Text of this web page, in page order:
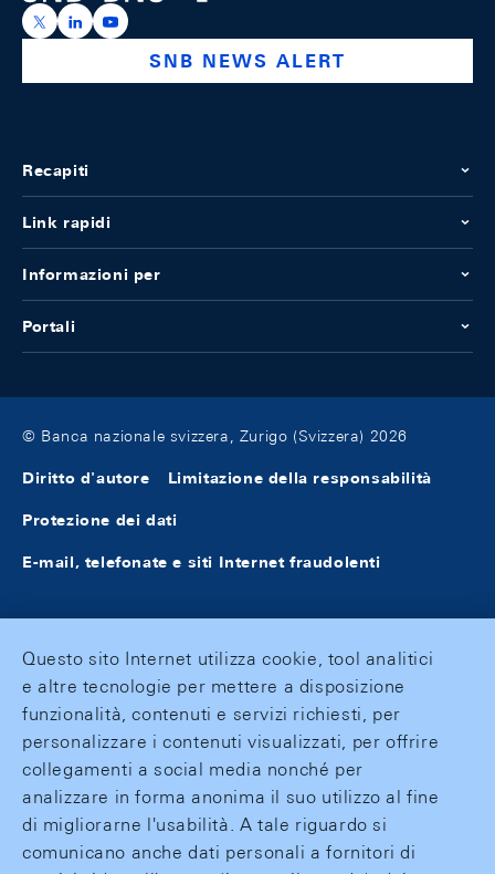
https://x.com/snb_bns
https://ch.linkedin.com/company/swiss-national-
https://www.youtube.com/@swissnationalbank
SNB NEWS ALERT
Recapiti
Link rapidi
Informazioni per
Portali
© Banca nazionale svizzera, Zurigo (Svizzera) 2026
Diritto d'autore Limitazione della responsabilità
Protezione dei dati
E-mail, telefonate e siti Internet fraudolenti
Questo sito Internet utilizza cookie, tool analitici
e altre tecnologie per mettere a disposizione
funzionalità, contenuti e servizi richiesti, per
personalizzare i contenuti visualizzati, per offrire
collegamenti a social media nonché per
analizzare in forma anonima il suo utilizzo al fine
di migliorarne l'usabilità. A tale riguardo si
comunicano anche dati personali a fornitori di